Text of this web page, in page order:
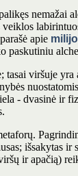
nemažai
parašė apie
paskutiniu
tasai viršuje
- dvasinė ir
išsakytas
ir apačią)